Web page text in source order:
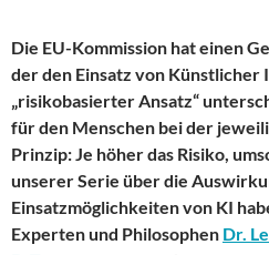
Die EU-Kommission hat einen
der den Einsatz von Künstlicher
„risikobasierter Ansatz“
für den Menschen bei der
Prinzip: Je höher das Risiko,
unserer Serie über die
Einsatzmöglichkeiten von KI
Experten und Philosophen Dr.